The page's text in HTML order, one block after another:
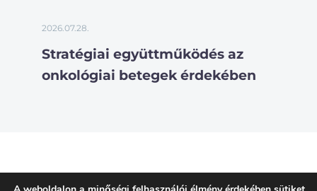
2026.07.28.
Stratégiai együttműködés az
onkológiai betegek érdekében